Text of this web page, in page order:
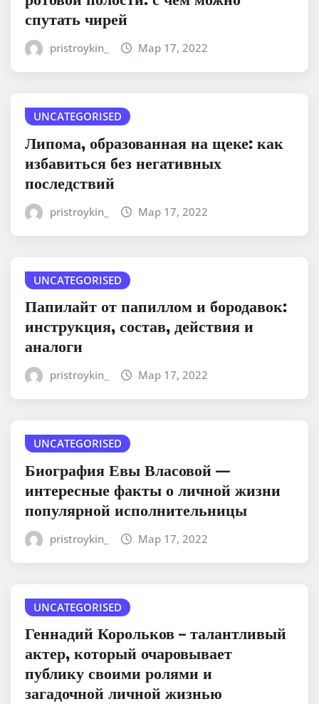
спутать чирей
pristroykin_ Мар 17, 2022
UNCATEGORISED
Липома, образованная на щеке: как
избавиться без негативных
последствий
pristroykin_ Мар 17, 2022
UNCATEGORISED
Папилайт от папиллом и бородавок:
инструкция, состав, действия и
аналоги
pristroykin_ Мар 17, 2022
UNCATEGORISED
Биография Евы Власовой —
интересные факты о личной жизни
популярной исполнительницы
pristroykin_ Мар 17, 2022
UNCATEGORISED
Геннадий Корольков – талантливый
актер, который очаровывает
публику своими ролями и
загадочной личной жизнью